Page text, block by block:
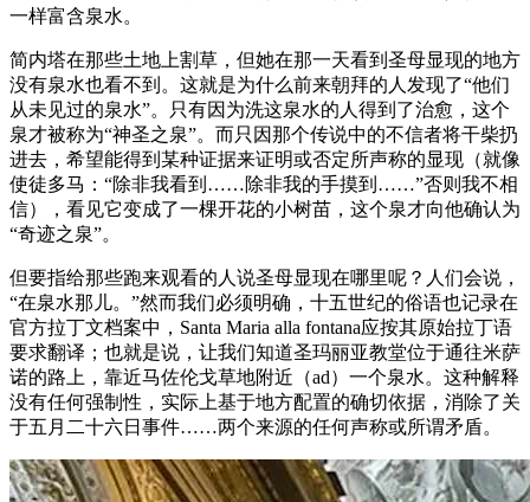
一样富含泉水。
简内塔在那些土地上割草，但她在那一天看到圣母显现的地方
没有泉水也看不到。这就是为什么前来朝拜的人发现了“他们
从未见过的泉水”。只有因为洗这泉水的人得到了治愈，这个
泉才被称为“神圣之泉”。而只因那个传说中的不信者将干柴扔
进去，希望能得到某种证据来证明或否定所声称的显现（就像
使徒多马：“除非我看到……除非我的手摸到……”否则我不相
信），看见它变成了一棵开花的小树苗，这个泉才向他确认为
“奇迹之泉”。
但要指给那些跑来观看的人说圣母显现在哪里呢？人们会说，
“在泉水那儿。”然而我们必须明确，十五世纪的俗语也记录在
官方拉丁文档案中，Santa Maria alla fontana应按其原始拉丁语
要求翻译；也就是说，让我们知道圣玛丽亚教堂位于通往米萨
诺的路上，靠近马佐伦戈草地附近（ad）一个泉水。这种解释
没有任何强制性，实际上基于地方配置的确切依据，消除了关
于五月二十六日事件……两个来源的任何声称或所谓矛盾。